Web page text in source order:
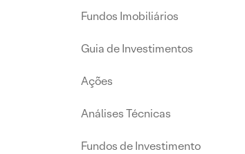
Fundos Imobiliários
Guia de Investimentos
Ações
Análises Técnicas
Fundos de Investimento